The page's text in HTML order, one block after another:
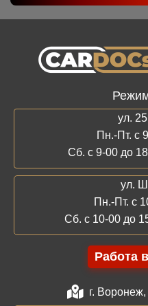
ул.
Пн.-Пт. с
Сб. с 9-00 до
ул.
Пн.-Пт. с
Сб. с 10-00 до
Работа
г.